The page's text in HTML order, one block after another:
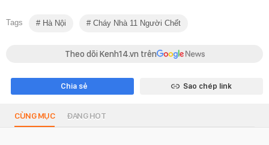
Tags Hà Nội Cháy Nhà 11 Người Chết
Theo dõi Kenh14.vn trên
Chia sẻ Sao chép link
CÙNG MỤC ĐANG HOT